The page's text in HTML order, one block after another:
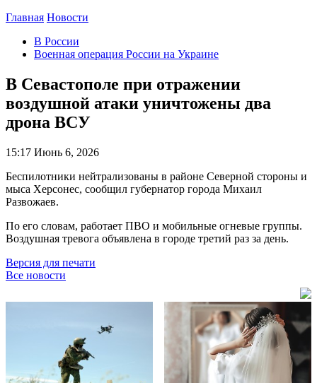
Главная Новости
В России
Военная операция России на Украине
В Севастополе при отражении
воздушной атаки уничтожены два
дрона ВСУ
15:17 Июнь 6, 2026
Беспилотники нейтрализованы в районе Северной стороны и
мыса Херсонес, сообщил губернатор города Михаил
Развожаев.
По его словам, работает ПВО и мобильные огневые группы.
Воздушная тревога объявлена в городе третий раз за день.
Версия для печати
Все новости